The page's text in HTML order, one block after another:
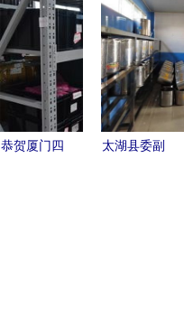
园旁每平
3.4万成
交，业主不
解地段优势
为何遇冷
海沧实验幼
儿园市级开
放观摩活动
恭贺厦门四
太湖县委副